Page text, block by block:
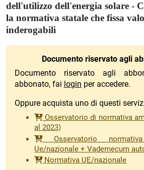
dell'utilizzo dell'energia solare -
la normativa statale che fissa
inderogabili
Documento riservato agli
Documento riservato agli
abbonato, fai login per accedere.
Oppure acquista uno di questi
Osservatorio di normativa
al 2023)
Osservatorio normativa
Ue/nazionale + Vademecum
Normativa UE/nazionale